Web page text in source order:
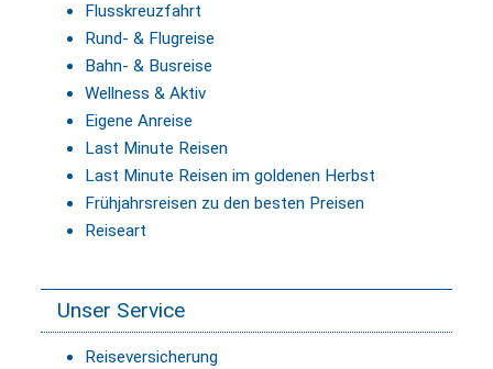
Flusskreuzfahrt
Rund- & Flugreise
Bahn- & Busreise
Wellness & Aktiv
Eigene Anreise
Last Minute Reisen
Last Minute Reisen im goldenen Herbst
Frühjahrsreisen zu den besten Preisen
Reiseart
Unser Service
Reiseversicherung